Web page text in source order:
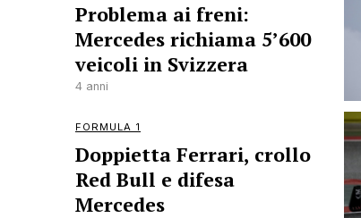
Problema ai freni:
Mercedes richiama 5’600
veicoli in Svizzera
4 anni
FORMULA 1
Doppietta Ferrari, crollo
Red Bull e difesa
Mercedes